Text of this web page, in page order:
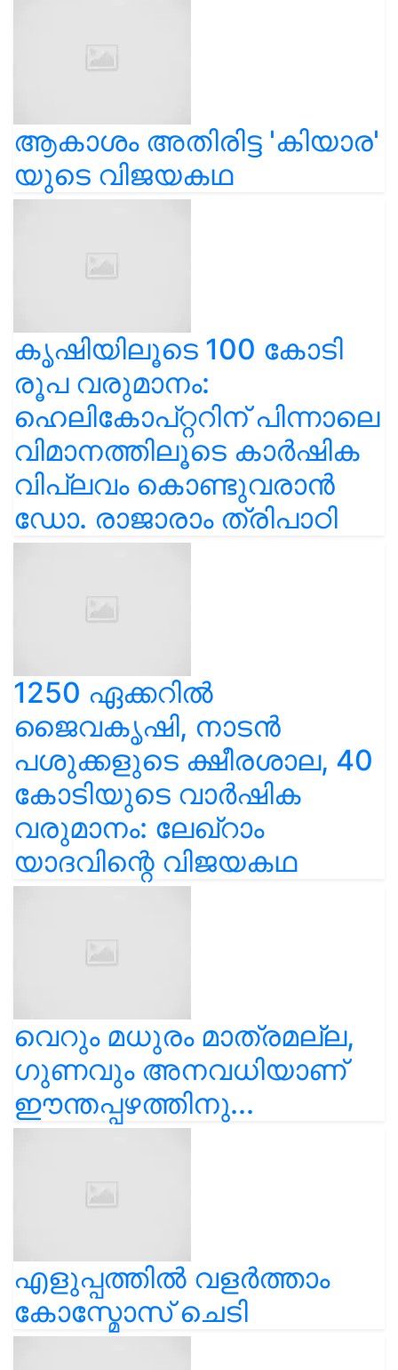
ആകാശം അതിരിട്ട 'കിയാര'
യുടെ വിജയകഥ
കൃഷിയിലൂടെ 100 കോടി
രൂപ വരുമാനം:
ഹെലികോപ്റ്ററിന് പിന്നാലെ
വിമാനത്തിലൂടെ കാർഷിക
വിപ്ലവം കൊണ്ടുവരാൻ
ഡോ. രാജാരാം ത്രിപാഠി
1250 ഏക്കറിൽ
ജൈവകൃഷി, നാടൻ
പശുക്കളുടെ ക്ഷീരശാല, 40
കോടിയുടെ വാർഷിക
വരുമാനം: ലേഖ്‌റാം
യാദവിന്റെ വിജയകഥ
വെറും മധുരം മാത്രമല്ല,
ഗുണവും അനവധിയാണ്
ഈന്തപ്പഴത്തിനു...
എളുപ്പത്തിൽ വളർത്താം
കോസ്മോസ് ചെടി